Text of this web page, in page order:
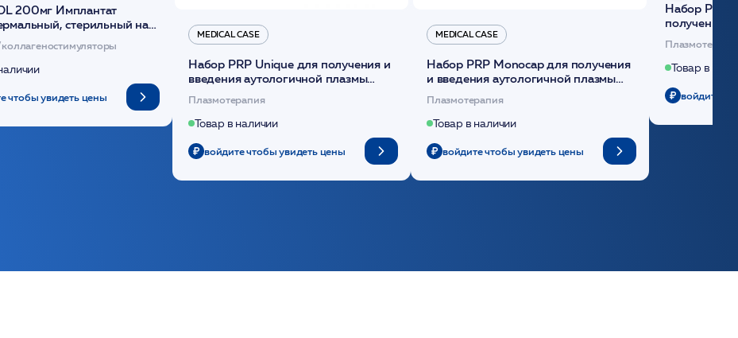
200мг Имплантат
стерильный на
/ULTRACOL
чтобы увидеть цены
MEDICAL CASE
Набор PRP Unique для получения и
введения аутологичной плазмы
(саше 1шт)/Medical Case
Плазмотерапия
Товар в наличии
войдите чтобы увидеть цены
MEDICAL CASE
Набор PRP Monocap для получения
и введения аутологичной плазмы
(саше 1шт)/Medical Case
Плазмотерапия
Товар в наличии
войдите чтобы увидеть цены
Набор Plasmoactive Стандарт для
получения
плазмы
Товар в
войдите